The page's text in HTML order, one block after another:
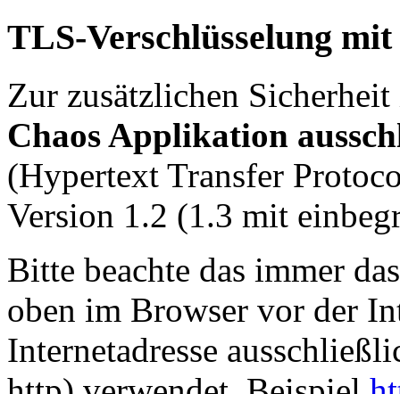
TLS-Verschlüsselung
Zur zusätzlichen
Chaos Applikation
(Hypertext Transfer
Version 1.2 (1.3 mit
Bitte beachte das immer
oben im Browser vor der
Internetadresse